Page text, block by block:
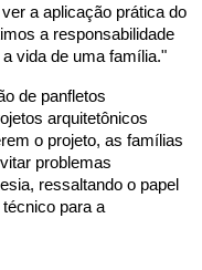
a aplicação prática do
a responsabilidade
vida de uma família."
de panfletos
arquitetônicos
o projeto, as famílias
problemas
ressaltando o papel
para a